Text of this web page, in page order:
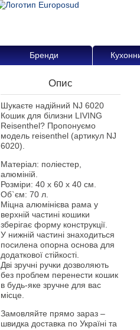
Бренди
Опис
Шукаєте надійний NJ 6020
Кошик для білизни LIVING
Reisenthel? Пропонуємо
модель reisenthel (артикул NJ
6020).
Матеріал: поліестер,
алюміній.
Розміри: 40 х 60 х 40 см.
Об`єм: 70 л.
Міцна алюмінієва рама у
верхній частині кошики
зберігає форму конструкції.
У нижній частині знаходиться
посилена опорна основа для
додаткової стійкості.
Дві зручні ручки дозволяють
без проблем перенести кошик
в будь-яке зручне для вас
місце.
Замовляйте прямо зараз –
швидка доставка по Україні та